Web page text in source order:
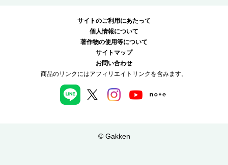
サイトのご利用にあたって
個人情報について
著作物の使用等について
サイトマップ
お問い合わせ
商品のリンクにはアフィリエイトリンクを含みます。
© Gakken